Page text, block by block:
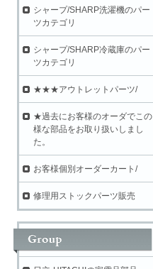
シャープ/SHARP洗濯機のパー
ツカテゴリ
シャープ/SHARP冷蔵庫のパー
ツカテゴリ
★★★アウトレットパーツ/
★過去にお客様のオーダでこの
様な部品をお取り扱いしまし
た。
お客様個別オーダーカート/
修理用ストックパーツ販売